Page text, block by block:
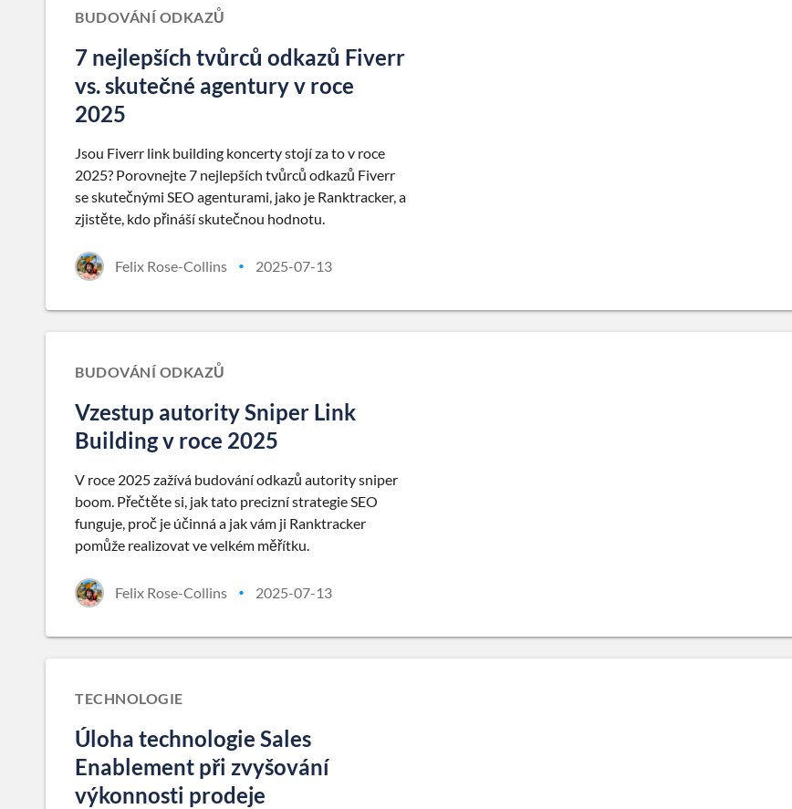
BUDOVÁNÍ ODKAZŮ
7 nejlepších tvůrců odkazů Fiverr
vs. skutečné agentury v roce
2025
Jsou Fiverr link building koncerty stojí za to v roce
2025? Porovnejte 7 nejlepších tvůrců odkazů Fiverr
se skutečnými SEO agenturami, jako je Ranktracker, a
zjistěte, kdo přináší skutečnou hodnotu.
Felix Rose-Collins • 2025-07-13
BUDOVÁNÍ ODKAZŮ
Vzestup autority Sniper Link
Building v roce 2025
V roce 2025 zažívá budování odkazů autority sniper
boom. Přečtěte si, jak tato precizní strategie SEO
funguje, proč je účinná a jak vám ji Ranktracker
pomůže realizovat ve velkém měřítku.
Felix Rose-Collins • 2025-07-13
TECHNOLOGIE
Úloha technologie Sales
Enablement při zvyšování
výkonnosti prodeje